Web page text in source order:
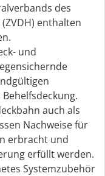
des
enthalten
und
auch als
Nachweise für
erbracht und
erfüllt werden.
Systemzubehör